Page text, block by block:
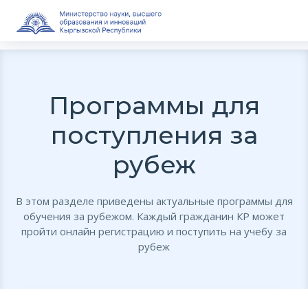
Программы для
поступления за
рубеж
В этом разделе приведены актуальные программы для
обучения за рубежом. Каждый гражданин КР может
пройти онлайн регистрацию и поступить на учебу за
рубеж